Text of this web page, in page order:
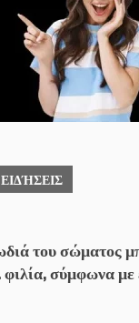
ΕΙΔΉΣΕΙΣ
του σώματος
φιλία, σύμφωνα με